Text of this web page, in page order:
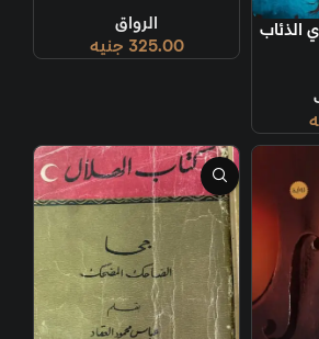
3 – وادي الذئاب
الرواق
325.00 جنيه